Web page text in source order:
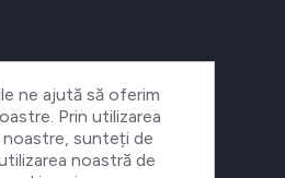
ne ajută să oferim
Prin utilizarea
noastre, sunteți de
noastră de